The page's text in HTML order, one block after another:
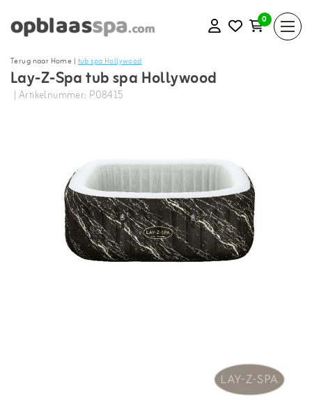
0
Terug naar Home |tub spa Hollywood
Lay-Z-Spa tub spa Hollywood
| Artikelnummer: P08415